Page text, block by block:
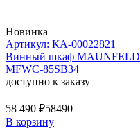
Новинка
Артикул: КА-00022821
Винный шкаф MAUNFELD
MFWC-85SB34
доступно к заказу
58 490 ₽58490
В корзину